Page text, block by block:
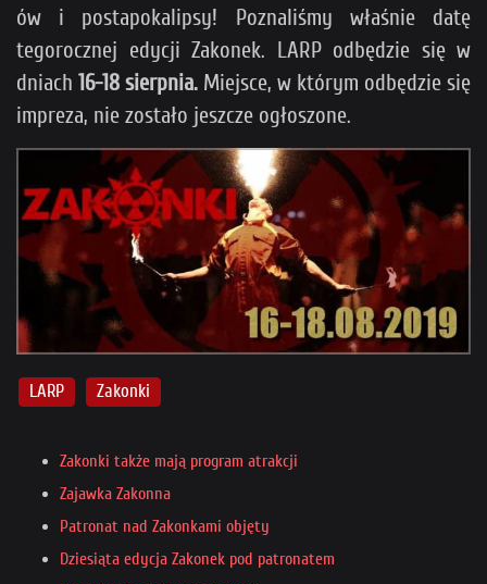
ów i postapokalipsy! Poznaliśmy właśnie datę
tegorocznej edycji Zakonek. LARP odbędzie się w
dniach 16-18 sierpnia. Miejsce, w którym odbędzie się
impreza, nie zostało jeszcze ogłoszone.
LARP Zakonki
Zakonki także mają program atrakcji
Zajawka Zakonna
Patronat nad Zakonkami objęty
Dziesiąta edycja Zakonek pod patronatem